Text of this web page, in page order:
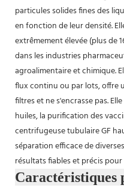
particules solides fines des
en fonction de leur densité.
extrêmement élevée (plus de
dans les industries
agroalimentaire et chimique.
flux continu ou par lots, offre
filtres et ne s'encrasse pas.
huiles, la purification des
centrifugeuse tubulaire GF
séparation efficace de
résultats fiables et précis
Caractéristiques